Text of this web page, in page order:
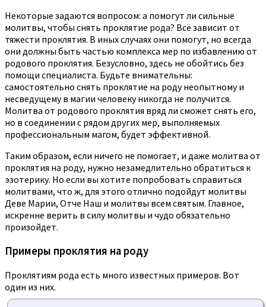
Некоторые задаются вопросом: а помогут ли сильные
молитвы, чтобы снять проклятие рода? Всё зависит от
тяжести проклятия. В иных случаях они помогут, но всегда
они должны быть частью комплекса мер по избавлению от
родового проклятия. Безусловно, здесь не обойтись без
помощи специалиста. Будьте внимательны:
самостоятельно снять проклятие на роду неопытному и
несведущему в магии человеку никогда не получится.
Молитва от родового проклятия вряд ли сможет снять его,
но в соединении с рядом других мер, выполняемых
профессиональным магом, будет эффективной.
Таким образом, если ничего не помогает, и даже молитва от
проклятия на роду, нужно незамедлительно обратиться к
эзотерику. Но если вы хотите попробовать справиться
молитвами, что ж, для этого отлично подойдут молитвы
Деве Марии, Отче Наш и молитвы всем святым. Главное,
искренне верить в силу молитвы и чудо обязательно
произойдет.
Примеры проклятия на роду
Проклятиям рода есть много известных примеров. Вот
один из них.